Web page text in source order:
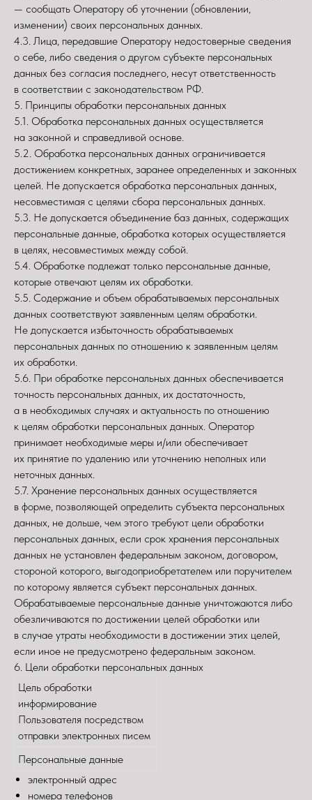
— сообщать Оператору об уточнении (обновлении,
изменении) своих персональных данных.
4.3. Лица, передавшие Оператору недостоверные сведения
о себе, либо сведения о другом субъекте персональных
данных без согласия последнего, несут ответственность
в соответствии с законодательством РФ.
5. Принципы обработки персональных данных
5.1. Обработка персональных данных осуществляется
на законной и справедливой основе.
5.2. Обработка персональных данных ограничивается
достижением конкретных, заранее определенных и законных
целей. Не допускается обработка персональных данных,
несовместимая с целями сбора персональных данных.
5.3. Не допускается объединение баз данных, содержащих
персональные данные, обработка которых осуществляется
в целях, несовместимых между собой.
5.4. Обработке подлежат только персональные данные,
которые отвечают целям их обработки.
5.5. Содержание и объем обрабатываемых персональных
данных соответствуют заявленным целям обработки.
Не допускается избыточность обрабатываемых
персональных данных по отношению к заявленным целям
их обработки.
5.6. При обработке персональных данных обеспечивается
точность персональных данных, их достаточность,
а в необходимых случаях и актуальность по отношению
к целям обработки персональных данных. Оператор
принимает необходимые меры и/или обеспечивает
их принятие по удалению или уточнению неполных или
неточных данных.
5.7. Хранение персональных данных осуществляется
в форме, позволяющей определить субъекта персональных
данных, не дольше, чем этого требуют цели обработки
персональных данных, если срок хранения персональных
данных не установлен федеральным законом, договором,
стороной которого, выгодоприобретателем или поручителем
по которому является субъект персональных данных.
Обрабатываемые персональные данные уничтожаются либо
обезличиваются по достижении целей обработки или
в случае утраты необходимости в достижении этих целей,
если иное не предусмотрено федеральным законом.
6. Цели обработки персональных данных
Цель обработки
информирование
Пользователя посредством
отправки электронных писем
Персональные данные
электронный адрес
номера телефонов